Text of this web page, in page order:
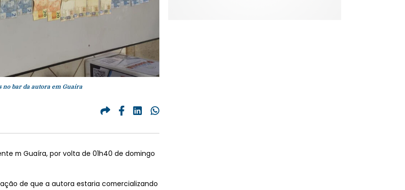
bar da autora em Guaíra
m Guaíra, por volta de 01h40 de domingo
de que a autora estaria comercializando